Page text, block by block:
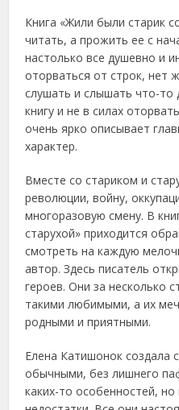
Книга «Жили были старик
читать, а прожить ее с
настолько все душевно и
оторваться от строк, нет
слушать и слышать что-то
книгу и не в силах
очень ярко описывает
характер.
Вместе со стариком и
революции, войну,
многоразовую смену. В
старухой» приходится
смотреть на каждую
автор. Здесь писатель
героев. Они за несколько
такими любимыми, а их
родными и приятными.
Елена Катишонок создала
обычными, без лишнего
каких-то особенностей,